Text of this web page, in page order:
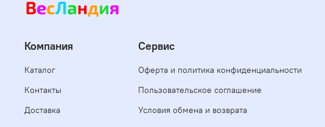
Компания
Каталог
Контакты
Доставка
Сервис
Оферта и политика конфиденциальности
Пользовательское соглашение
Условия обмена и возврата